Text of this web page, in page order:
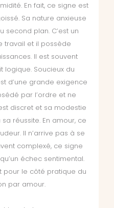
En fait, ce signe est
Sa nature anxieuse
second plan. C’est un
travail et il possède
Il est souvent
logique. Soucieux du
d’une grande exigence
par l’ordre et ne
discret et sa modestie
réussite. En amour, ce
Il n’arrive pas à se
complexé, ce signe
échec sentimental.
pour le côté pratique du
par amour.